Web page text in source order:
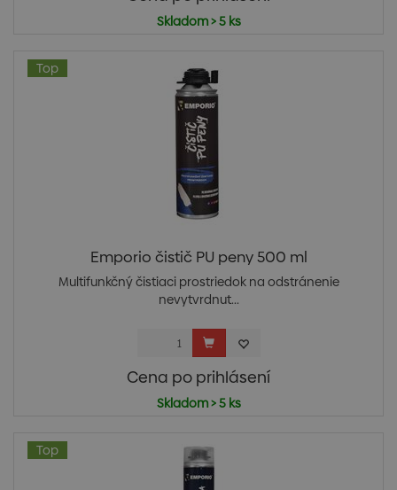
Skladom > 5 ks
Top
Emporio čistič PU peny 500 ml
Multifunkčný čistiaci prostriedok na odstránenie
nevytvrdnut...
Cena po prihlásení
Skladom > 5 ks
Top